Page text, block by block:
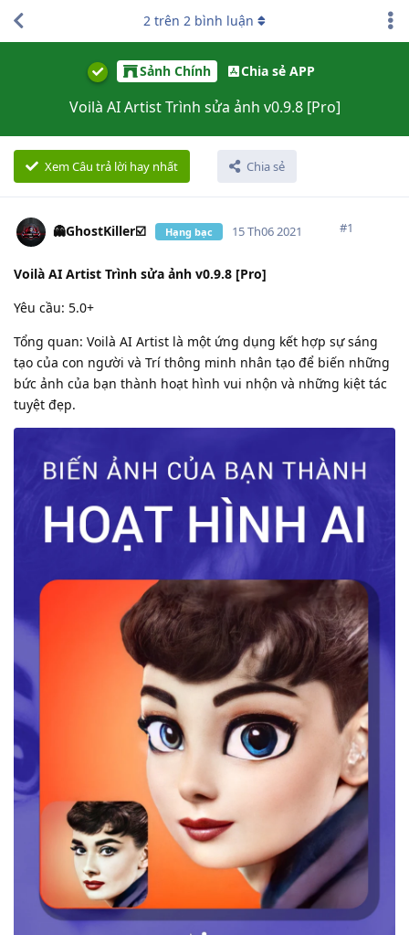
Sảnh Chính Chia sẻ APP
Voilà AI Artist Trình sửa ảnh v0.9.8 [Pro]
Xem Câu trả lời hay nhất Chia sẻ
2 trên 2 bình luận
👻GhostKiller☑️ Hạng bạc 15 Th06 2021 #1
Voilà AI Artist Trình sửa ảnh v0.9.8 [Pro]
Yêu cầu: 5.0+
Tổng quan: Voilà AI Artist là một ứng dụng kết hợp sự sáng
tạo của con người và Trí thông minh nhân tạo để biến những
bức ảnh của bạn thành hoạt hình vui nhộn và những kiệt tác
tuyệt đẹp.